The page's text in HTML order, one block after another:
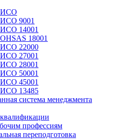
ИСО
9001
14001
18001
ИСО 22000
27001
28001
50001
45001
ИСО 13485
система менеджмента
профессиям
переподготовка